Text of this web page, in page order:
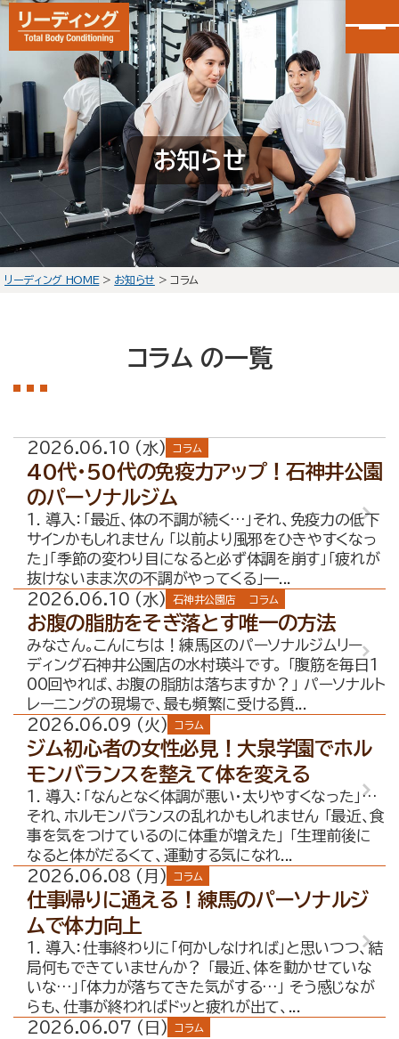
カンタン30秒申し込み
LINEで無料体験予約
大泉学園店 会員予約
石神井公園店 会員予約
初回体験の流れ
大泉学園店
石神井公園店
トレーナー紹介
メニュー・料金
Q&A
お知らせ
コラム
運営会社情報
採用情報
プライバシーポリシー
お問合せ・無料体験予約
お知らせ
リーディング HOME> お知らせ > コラム
コラム の一覧
2026.06.10 (水) コラム
40代・50代の免疫力アップ！石神井公園
のパーソナルジム
1. 導入：「最近、体の不調が続く…」それ、免疫力の低下
サインかもしれません 「以前より風邪をひきやすくなっ
た」「季節の変わり目になると必ず体調を崩す」「疲れが
抜けないまま次の不調がやってくる」—...
2026.06.10 (水) 石神井公園店 コラム
お腹の脂肪をそぎ落とす唯一の方法
みなさん。こんにちは！練馬区のパーソナルジムリー
ディング石神井公園店の水村瑛斗です。 「腹筋を毎日1
00回やれば、お腹の脂肪は落ちますか？」 パーソナルト
レーニングの現場で、最も頻繁に受ける質...
2026.06.09 (火) コラム
ジム初心者の女性必見！大泉学園でホル
モンバランスを整えて体を変える
1. 導入：「なんとなく体調が悪い・太りやすくなった」…
それ、ホルモンバランスの乱れかもしれません 「最近、食
事を気をつけているのに体重が増えた」 「生理前後に
なると体がだるくて、運動する気になれ...
2026.06.08 (月) コラム
仕事帰りに通える！練馬のパーソナルジ
ムで体力向上
1. 導入：仕事終わりに「何かしなければ」と思いつつ、結
局何もできていませんか？ 「最近、体を動かせていな
いな…」「体力が落ちてきた気がする…」 そう感じなが
らも、仕事が終わればドッと疲れが出て、...
2026.06.07 (日) コラム